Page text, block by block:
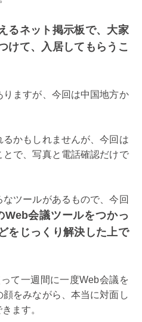
るネット掲示板で、大家
けて、入居してもらうこ
ますが、今回は中国地方か
るかもしれませんが、今回は
で、写真と電話確認だけで
ツールがあるもので、今回
会議ツールをつかっ
をじっくり解決した上で
て一週間に一度Web会議を
をみながら、本当に対面し
ます。